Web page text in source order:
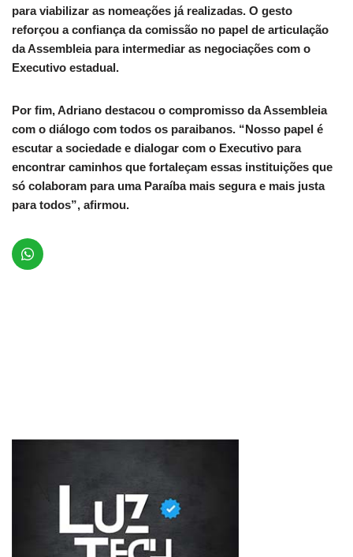
para viabilizar as nomeações já realizadas. O gesto
reforçou a confiança da comissão no papel de articulação
da Assembleia para intermediar as negociações com o
Executivo estadual.
Por fim, Adriano destacou o compromisso da Assembleia
com o diálogo com todos os paraibanos. “Nosso papel é
escutar a sociedade e dialogar com o Executivo para
encontrar caminhos que fortaleçam essas instituições que
só colaboram para uma Paraíba mais segura e mais justa
para todos”, afirmou.